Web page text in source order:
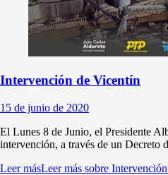
Intervención de Vicentín
15 de junio de 2020
El Lunes 8 de Junio, el Presidente
intervención, a través de un Decreto
Leer másLeer más sobre